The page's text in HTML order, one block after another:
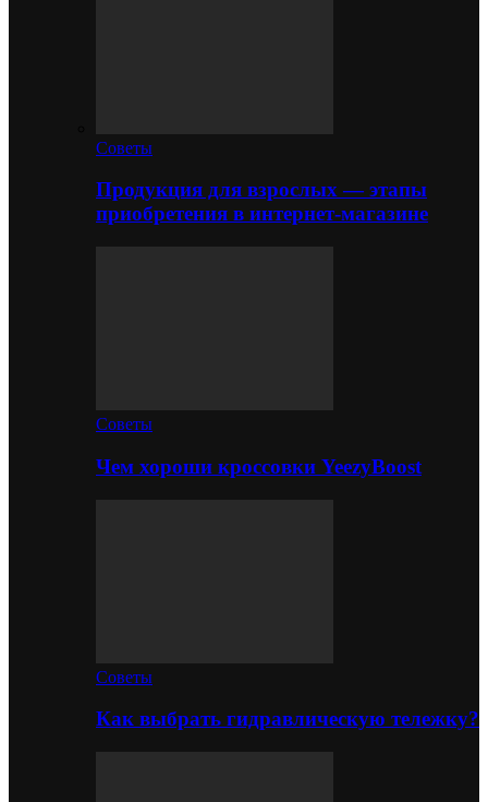
Советы
Продукция для взрослых — этапы
приобретения в интернет-магазине
Советы
Чем хороши кроссовки YeezyBoost
Советы
Как выбрать гидравлическую тележку?